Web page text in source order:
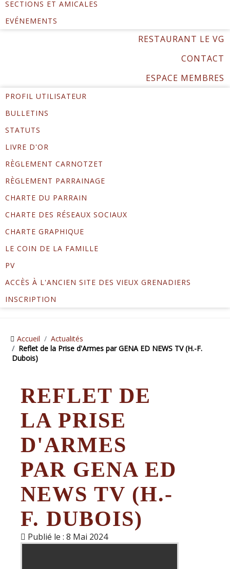
SECTIONS ET AMICALES
EVÉNEMENTS
RESTAURANT LE VG
CONTACT
ESPACE MEMBRES
PROFIL UTILISATEUR
BULLETINS
STATUTS
LIVRE D'OR
RÈGLEMENT CARNOTZET
RÈGLEMENT PARRAINAGE
CHARTE DU PARRAIN
CHARTE DES RÉSEAUX SOCIAUX
CHARTE GRAPHIQUE
LE COIN DE LA FAMILLE
PV
ACCÈS À L'ANCIEN SITE DES VIEUX GRENADIERS
INSCRIPTION
Accueil
Actualités
Reflet de la Prise d'Armes par GENA ED NEWS TV (H.-F.
Dubois)
REFLET DE
LA PRISE
D'ARMES
PAR GENA ED
NEWS TV (H.-
F. DUBOIS)
Publié le : 8 Mai 2024